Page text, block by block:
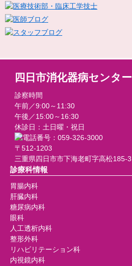
四日市消化器病センター
診察時間
午前／9:00～11:30
午後／15:00～16:30
休診日：土日曜・祝日
〒512-1203
三重県四日市市下海老町字高松185-3
診療科情報
胃腸内科
肝臓内科
糖尿病内科
眼科
人工透析内科
整形外科
リハビリテーション科
内視鏡内科